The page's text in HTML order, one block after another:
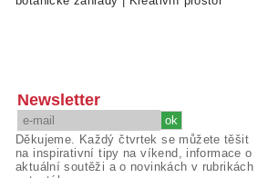
Newsletter
Děkujeme. Každý čtvrtek se můžete těšit
na inspirativní tipy na víkend, informace o
aktuální soutěži a o novinkách v rubrikách